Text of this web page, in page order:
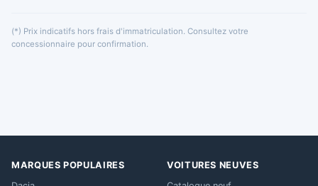
(*) Prix indicatifs hors frais d'immatriculation. Consultez votre
concessionnaire pour confirmation.
MARQUES POPULAIRES
VOITURES NEUVES